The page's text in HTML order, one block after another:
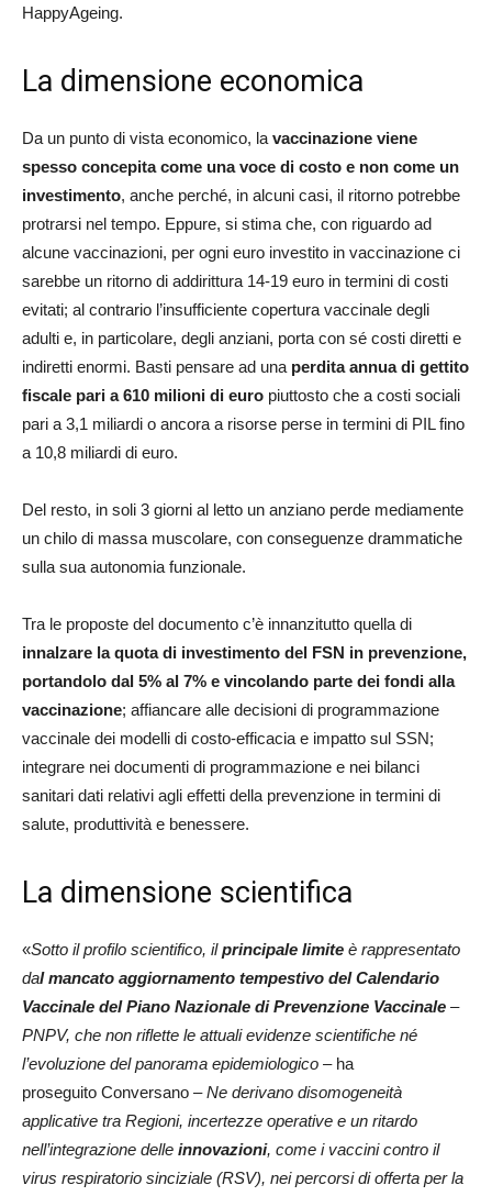
HappyAgeing.
La dimensione economica
Da un punto di vista economico, la vaccinazione viene
spesso concepita come una voce di costo e non come un
investimento, anche perché, in alcuni casi, il ritorno potrebbe
protrarsi nel tempo. Eppure, si stima che, con riguardo ad
alcune vaccinazioni, per ogni euro investito in vaccinazione ci
sarebbe un ritorno di addirittura 14-19 euro in termini di costi
evitati; al contrario l’insufficiente copertura vaccinale degli
adulti e, in particolare, degli anziani, porta con sé costi diretti e
indiretti enormi. Basti pensare ad una perdita annua di gettito
fiscale pari a 610 milioni di euro piuttosto che a costi sociali
pari a 3,1 miliardi o ancora a risorse perse in termini di PIL fino
a 10,8 miliardi di euro.
Del resto, in soli 3 giorni al letto un anziano perde mediamente
un chilo di massa muscolare, con conseguenze drammatiche
sulla sua autonomia funzionale.
Tra le proposte del documento c’è innanzitutto quella di
innalzare la quota di investimento del FSN in prevenzione,
portandolo dal 5% al 7% e vincolando parte dei fondi alla
vaccinazione; affiancare alle decisioni di programmazione
vaccinale dei modelli di costo-efficacia e impatto sul SSN;
integrare nei documenti di programmazione e nei bilanci
sanitari dati relativi agli effetti della prevenzione in termini di
salute, produttività e benessere.
La dimensione scientifica
«Sotto il profilo scientifico, ilprincipale limite è rappresentato
dal mancato aggiornamento tempestivo del Calendario
Vaccinale del Piano Nazionale di Prevenzione Vaccinale –
PNPV, che non riflette le attuali evidenze scientifiche né
l’evoluzione del panorama epidemiologico – ha
proseguito Conversano –Ne derivano disomogeneità
applicative tra Regioni, incertezze operative e un ritardo
nell’integrazione delle innovazioni, come i vaccini contro il
virus respiratorio sinciziale (RSV), nei percorsi di offerta per la